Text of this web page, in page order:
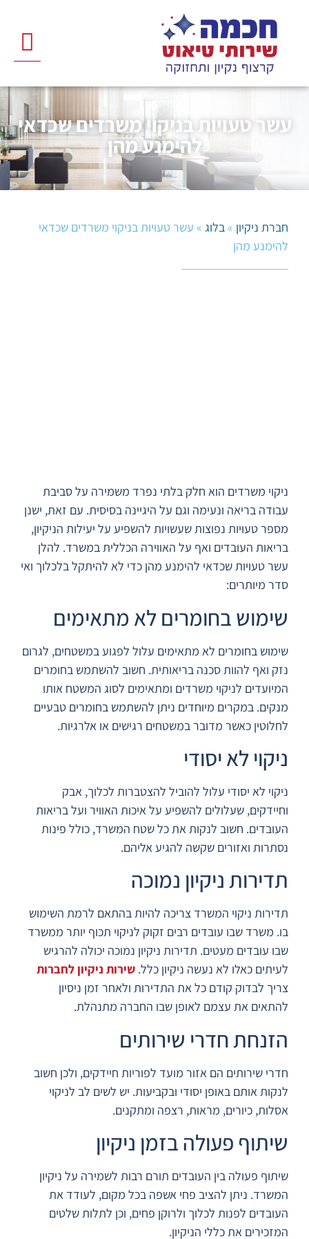
עשר טעויות בניקוי משרדים שכדאי
להימנע מהן
חברת ניקיון »בלוג » עשר טעויות בניקוי משרדים שכדאי
להימנע מהן
ניקוי משרדים הוא חלק בלתי נפרד משמירה על סביבת
עבודה בריאה ונעימה וגם על היגיינה בסיסית. עם זאת, ישנן
מספר טעויות נפוצות שעשויות להשפיע על יעילות הניקיון,
בריאות העובדים ואף על האווירה הכללית במשרד. להלן
עשר טעויות שכדאי להימנע מהן כדי לא להיתקל בלכלוך ואי
סדר מיותרים:
שימוש בחומרים לא מתאימים
שימוש בחומרים לא מתאימים עלול לפגוע במשטחים, לגרום
נזק ואף להוות סכנה בריאותית. חשוב להשתמש בחומרים
המיועדים לניקוי משרדים ומתאימים לסוג המשטח אותו
מנקים. במקרים מיוחדים ניתן להשתמש בחומרים טבעיים
לחלוטין כאשר מדובר במשטחים רגישים או אלרגיות.
ניקוי לא יסודי
ניקוי לא יסודי עלול להוביל להצטברות לכלוך, אבק
וחיידקים, שעלולים להשפיע על איכות האוויר ועל בריאות
העובדים. חשוב לנקות את כל שטח המשרד, כולל פינות
נסתרות ואזורים שקשה להגיע אליהם.
תדירות ניקיון נמוכה
תדירות ניקוי המשרד צריכה להיות בהתאם לרמת השימוש
בו. משרד שבו עובדים רבים זקוק לניקוי תכוף יותר ממשרד
שבו עובדים מעטים. תדירות ניקיון נמוכה יכולה להרגיש
לעיתים כאלו לא נעשה ניקיון כלל. שירות ניקיון לחברות
צריך לבדוק קודם כל את התדירות ולאחר זמן ניסיון
להתאים את עצמם לאופן שבו החברה מתנהלת.
הזנחת חדרי שירותים
חדרי שירותים הם אזור מועד לפוריות חיידקים, ולכן חשוב
לנקות אותם באופן יסודי ובקביעות. יש לשים לב לניקוי
אסלות, כיורים, מראות, רצפה ומתקנים.
שיתוף פעולה בזמן ניקיון
שיתוף פעולה בין העובדים תורם רבות לשמירה על ניקיון
המשרד. ניתן להציב פחי אשפה בכל מקום, לעודד את
העובדים לפנות לכלוך ולרוקן פחים, וכן לתלות שלטים
המזכירים את כללי הניקיון.